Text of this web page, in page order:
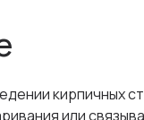
кирпичных
или